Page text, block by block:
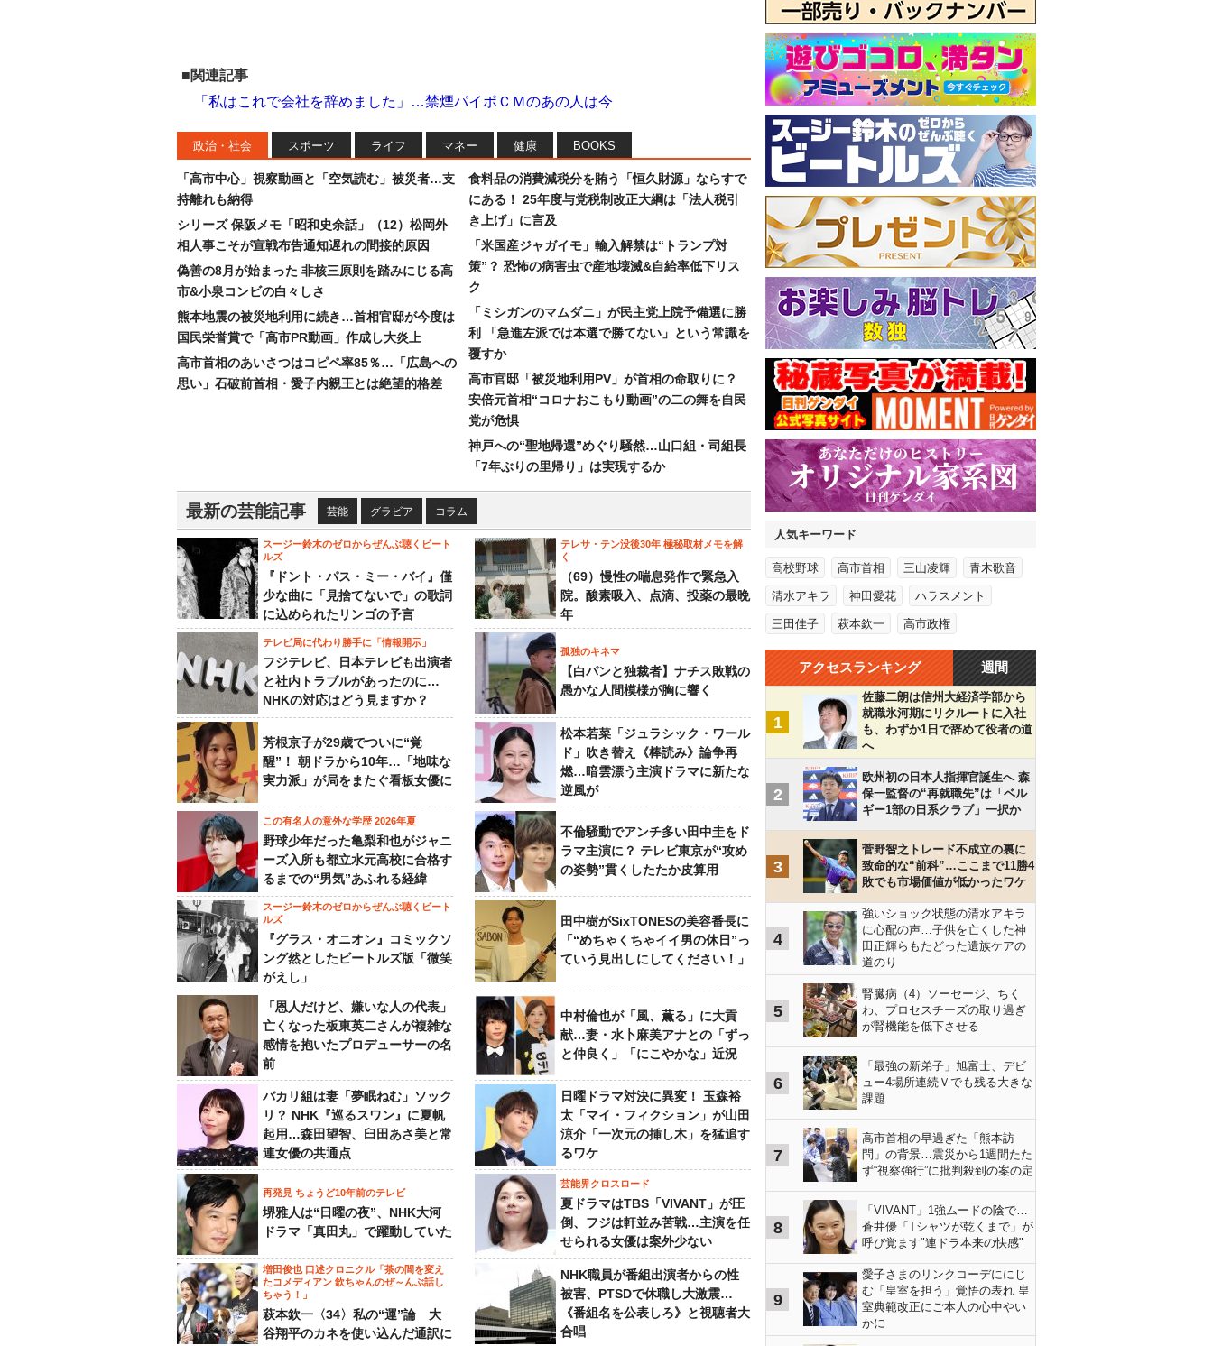
■関連記事
「私はこれで会社を辞めました」…禁煙パイポＣＭのあの人は今
政治・社会 スポーツ ライフ マネー 健康 BOOKS
「高市中心」視察動画と「空気読む」被災者…支
持離れも納得
シリーズ 保阪メモ「昭和史余話」（12）松岡外
相人事こそが宣戦布告通知遅れの間接的原因
偽善の8月が始まった 非核三原則を踏みにじる高
市&小泉コンビの白々しさ
熊本地震の被災地利用に続き…首相官邸が今度は
国民栄誉賞で「高市PR動画」作成し大炎上
高市首相のあいさつはコピペ率85％…「広島への
思い」石破前首相・愛子内親王とは絶望的格差
食料品の消費減税分を賄う「恒久財源」ならすで
にある！ 25年度与党税制改正大綱は「法人税引
き上げ」に言及
「米国産ジャガイモ」輸入解禁は“トランプ対
策”？ 恐怖の病害虫で産地壊滅&自給率低下リス
ク
「ミシガンのマムダニ」が民主党上院予備選に勝
利 「急進左派では本選で勝てない」という常識を
覆すか
高市官邸「被災地利用PV」が首相の命取りに？
安倍元首相“コロナおこもり動画”の二の舞を自民
党が危惧
神戸への“聖地帰還”めぐり騒然…山口組・司組長
「7年ぶりの里帰り」は実現するか
最新の芸能記事 芸能 グラビア コラム
スージー鈴木のゼロからぜんぶ聴くビート
ルズ
『ドント・パス・ミー・バイ』僅
少な曲に「見捨てないで」の歌詞
に込められたリンゴの予言
テレサ・テン没後30年 極秘取材メモを解
く
（69）慢性の喘息発作で緊急入
院。酸素吸入、点滴、投薬の最晩
年
テレビ局に代わり勝手に「情報開示」
フジテレビ、日本テレビも出演者
と社内トラブルがあったのに…
NHKの対応はどう見ますか？
孤独のキネマ
【白パンと独裁者】ナチス敗戦の
愚かな人間模様が胸に響く
芳根京子が29歳でついに“覚
醒”！ 朝ドラから10年…「地味な
実力派」が局をまたぐ看板女優に
松本若菜「ジュラシック・ワール
ド」吹き替え《棒読み》論争再
燃…暗雲漂う主演ドラマに新たな
逆風が
この有名人の意外な学歴 2026年夏
野球少年だった亀梨和也がジャニ
ーズ入所も都立水元高校に合格す
るまでの“男気”あふれる経緯
不倫騒動でアンチ多い田中圭をド
ラマ主演に？ テレビ東京が“攻め
の姿勢”貫くしたたか皮算用
スージー鈴木のゼロからぜんぶ聴くビート
ルズ
『グラス・オニオン』コミックソ
ング然としたビートルズ版「微笑
がえし」
田中樹がSixTONESの美容番長に
「“めちゃくちゃイイ男の休日”っ
ていう見出しにしてください！」
「恩人だけど、嫌いな人の代表」
亡くなった板東英二さんが複雑な
感情を抱いたプロデューサーの名
前
中村倫也が「風、薫る」に大貢
献…妻・水卜麻美アナとの「ずっ
と仲良く」「にこやかな」近況
バカリ組は妻「夢眠ねむ」ソック
リ？ NHK『巡るスワン』に夏帆
起用…森田望智、臼田あさ美と常
連女優の共通点
日曜ドラマ対決に異変！ 玉森裕
太「マイ・フィクション」が山田
涼介「一次元の挿し木」を猛追す
るワケ
再発見 ちょうど10年前のテレビ
堺雅人は“日曜の夜”、NHK大河
ドラマ「真田丸」で躍動していた
芸能界クロスロード
夏ドラマはTBS「VIVANT」が圧
倒、フジは軒並み苦戦…主演を任
せられる女優は案外少ない
増田俊也 口述クロニクル「茶の間を変え
たコメディアン 欽ちゃんのぜ～んぶ話し
ちゃう！」
萩本欽一〈34〉私の“運”論 大
谷翔平のカネを使い込んだ通訳に
NHK職員が番組出演者からの性
被害、PTSDで休職し大激震…
《番組名を公表しろ》と視聴者大
合唱
人気キーワード
高校野球 高市首相 三山凌輝 青木歌音
清水アキラ 神田愛花 ハラスメント
三田佳子 萩本欽一 高市政権
アクセスランキング 週間
1
佐藤二朗は信州大経済学部から
就職氷河期にリクルートに入社
も、わずか1日で辞めて役者の道
へ
2
欧州初の日本人指揮官誕生へ 森
保一監督の“再就職先”は「ベル
ギー1部の日系クラブ」一択か
3
菅野智之トレード不成立の裏に
致命的な“前科”…ここまで11勝4
敗でも市場価値が低かったワケ
4
強いショック状態の清水アキラ
に心配の声…子供を亡くした神
田正輝らもたどった遺族ケアの
道のり
5
腎臓病（4）ソーセージ、ちく
わ、プロセスチーズの取り過ぎ
が腎機能を低下させる
6
「最強の新弟子」旭富士、デビ
ュー4場所連続Ｖでも残る大きな
課題
7
高市首相の早過ぎた「熊本訪
問」の背景…震災から1週間たた
ず“視察強行”に批判殺到の案の定
8
「VIVANT」1強ムードの陰で…
蒼井優「Tシャツが乾くまで」が
呼び覚ます"連ドラ本来の快感"
9
愛子さまのリンクコーデににじ
む「皇室を担う」覚悟の表れ 皇
室典範改正にご本人の心中やい
かに